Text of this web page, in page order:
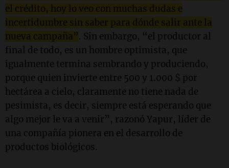
el crédito, hoy lo veo con muchas dudas e
incertidumbre sin saber para dónde salir ante la
nueva campaña”. Sin embargo, “el productor al
final de todo, es un hombre optimista, que
igualmente termina sembrando y produciendo,
porque quien invierte entre 500 y 1.000 $ por
hectárea a cielo, claramente no tiene nada de
pesimista, es decir, siempre está esperando que
algo mejor le va a venir”, razonó Yapur, líder de
una compañía pionera en el desarrollo de
productos biológicos.